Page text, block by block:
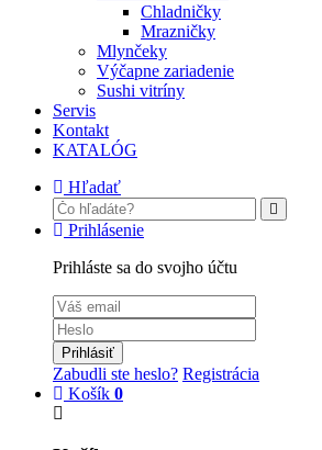
Chladničky
Mrazničky
Mlynčeky
Výčapne zariadenie
Sushi vitríny
Servis
Kontakt
KATALÓG
Hľadať
Prihlásenie
Prihláste sa do svojho účtu
Prihlásiť
Zabudli ste heslo? Registrácia
Košík 0